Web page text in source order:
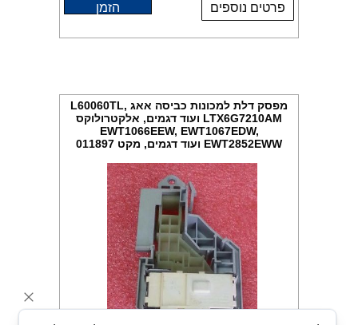
פרטים נוספים הזמן
מפסק דלת למכונות כביסה אאג L60060TL,
LTX6G7210AM ועוד דגמים, אלקטרולוקס
EWT1066EEW, EWT1067EDW,
EWT2852EWW ועוד דגמים, מקט 011897